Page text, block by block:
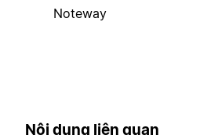
Noteway
Nội dung liên quan